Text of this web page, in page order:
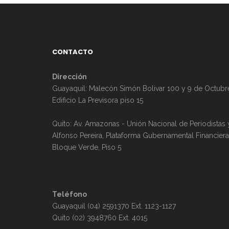
CONTACTO
Dirección
Guayaquil: Malecón Simón Bolivar 100 y 9 de
Edificio La Previsora piso 15
Quito: Av. Amazonas - Unión Nacional de Periodistas
Alfonso Pereira, Plataforma Gubernamental Financiera,
Bloque Verde, Piso 5
Teléfono
Guayaquil (04) 2591370 Ext. 1123-1127
Quito (02) 3948760 Ext. 4015